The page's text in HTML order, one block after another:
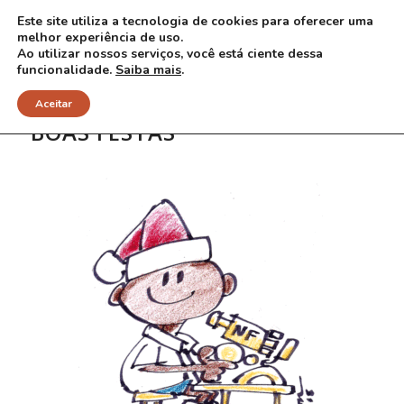
BOAS FESTAS
Este site utiliza a tecnologia de cookies para oferecer uma
melhor experiência de uso.
Ao utilizar nossos serviços, você está ciente dessa
funcionalidade. Saiba mais.
Aceitar